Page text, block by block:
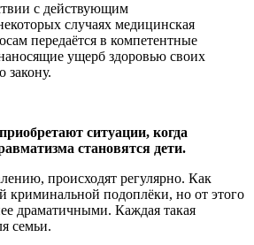
с действующим
случаях медицинская
передаётся в компетентные
ущерб здоровью своих
закону.
ситуации, когда
становятся дети.
происходят регулярно. Как
криминальной подоплёки, но от этого
драматичными. Каждая такая
семьи.